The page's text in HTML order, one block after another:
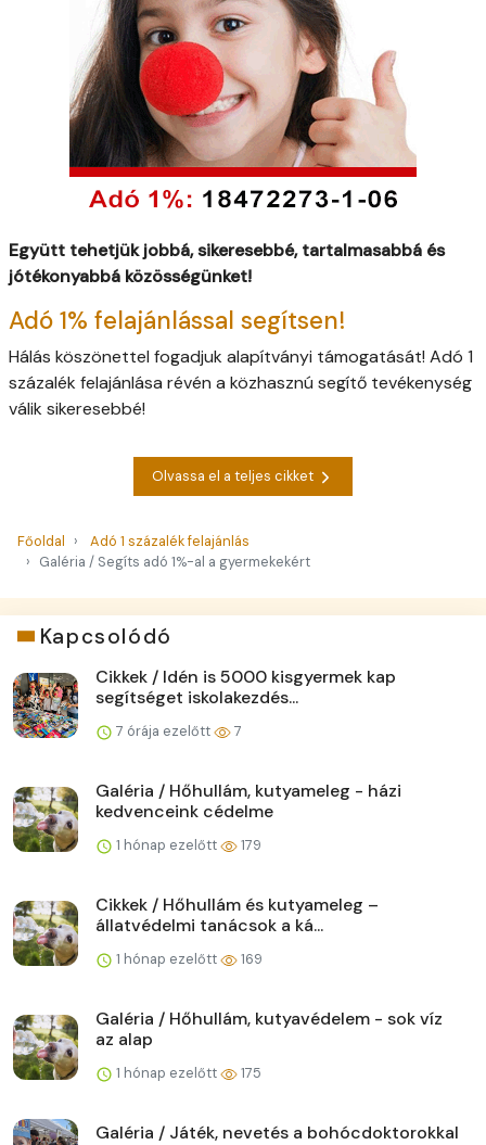
Együtt tehetjük jobbá, sikeresebbé, tartalmasabbá és
jótékonyabbá közösségünket!
Adó 1% felajánlással segítsen!
Hálás köszönettel fogadjuk alapítványi támogatását! Adó 1
százalék felajánlása révén a közhasznú segítő tevékenység
válik sikeresebbé!
Olvassa el a teljes cikket
Főoldal
Adó 1 százalék felajánlás
Galéria / Segíts adó 1%-al a gyermekekért
Kapcsolódó
Cikkek / Idén is 5000 kisgyermek kap
segítséget iskolakezdés...
7 órája ezelőtt 7
Galéria / Hőhullám, kutyameleg - házi
kedvenceink cédelme
1 hónap ezelőtt 179
Cikkek / Hőhullám és kutyameleg –
állatvédelmi tanácsok a ká...
1 hónap ezelőtt 169
Galéria / Hőhullám, kutyavédelem - sok víz
az alap
1 hónap ezelőtt 175
Galéria / Játék, nevetés a bohócdoktorokkal